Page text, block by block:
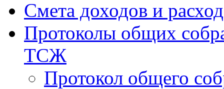
Смета доходов и
Протоколы общих
ТСЖ
Протокол общего